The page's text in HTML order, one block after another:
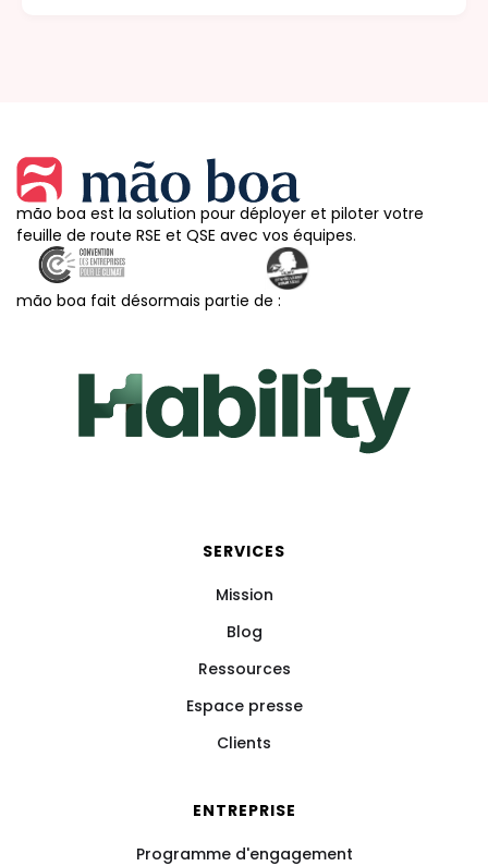
mão boa est la solution pour déployer et piloter votre
feuille de route RSE et QSE avec vos équipes.
mão boa fait désormais partie de :
SERVICES
Mission
Blog
Ressources
Espace presse
Clients
ENTREPRISE
Programme d'engagement